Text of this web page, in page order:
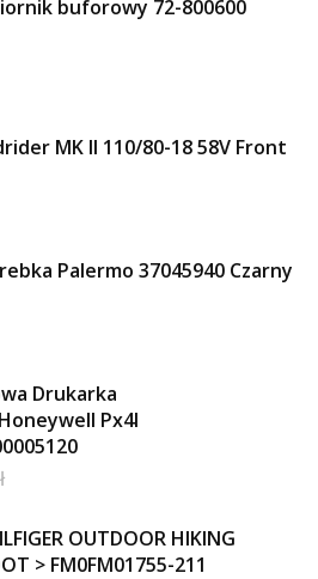
buforowy 72-800600
MK II 110/80-18 58V Front
Palermo 37045940 Czarny
Drukarka
Px4I
OUTDOOR HIKING
> FM0FM01755-211